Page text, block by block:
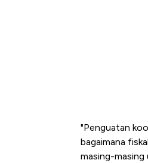
"Penguatan
bagaimana
masing-masing